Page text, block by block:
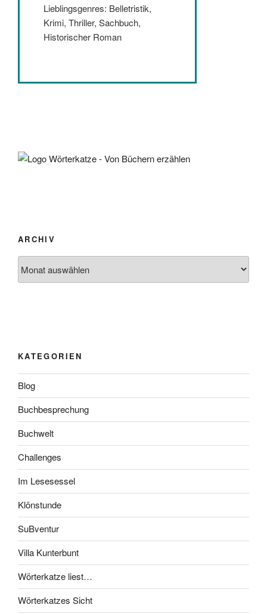
Lieblingsgenres: Belletristik,
Krimi, Thriller, Sachbuch,
Historischer Roman
ARCHIV
KATEGORIEN
Blog
Buchbesprechung
Buchwelt
Challenges
Im Lesesessel
Klönstunde
SuBventur
Villa Kunterbunt
Wörterkatze liest…
Wörterkatzes Sicht